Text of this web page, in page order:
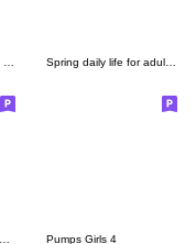
Spring daily life for adult girls/17
นางฟ้านิโคล: คำอวยพรที่ใช้ได้ทุกวัน [EN] Pumps Girls 4